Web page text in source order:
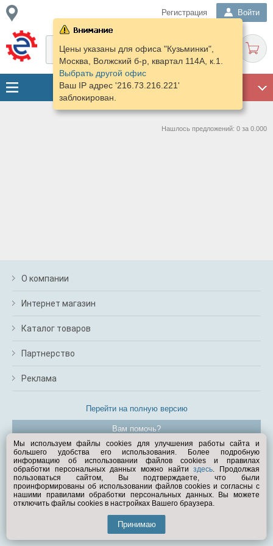
Регистрация Войти
Цены указаны для офиса "Кузьминки",
Москва, Волжский б-р, квартал 114А, к.1.
Выбрать другой офис
Ваш IP адрес '216.73.216.221'
заблокирован.
Нашлось предложений: 0 за 0.000
О компании
Интернет магазин
Каталог товаров
Партнерство
Реклама
Перейти на полную версию
Вам помочь?
© Exist.ru 1998—2026
Мы используем файлы cookies для улучшения работы сайта и
большего удобства его использования. Более подробную
информацию об использовании файлов cookies и правилах
обработки персональных данных можно найтиздесь. Продолжая
пользоваться сайтом, Вы подтверждаете, что были
проинформированы об использовании файлов cookies и согласны с
нашими правилами обработки персональных данных. Вы можете
отключить файлы cookies в настройках Вашего браузера.
Принимаю